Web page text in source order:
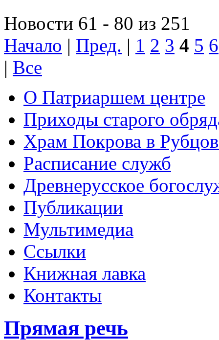
Новости 61 - 80 из 251
Начало | Пред. | 1 2 3 4 5 6
| Все
О Патриаршем центре
Приходы старого
Храм Покрова в
Расписание служб
Древнерусское
Публикации
Мультимедиа
Ссылки
Книжная лавка
Контакты
Прямая речь